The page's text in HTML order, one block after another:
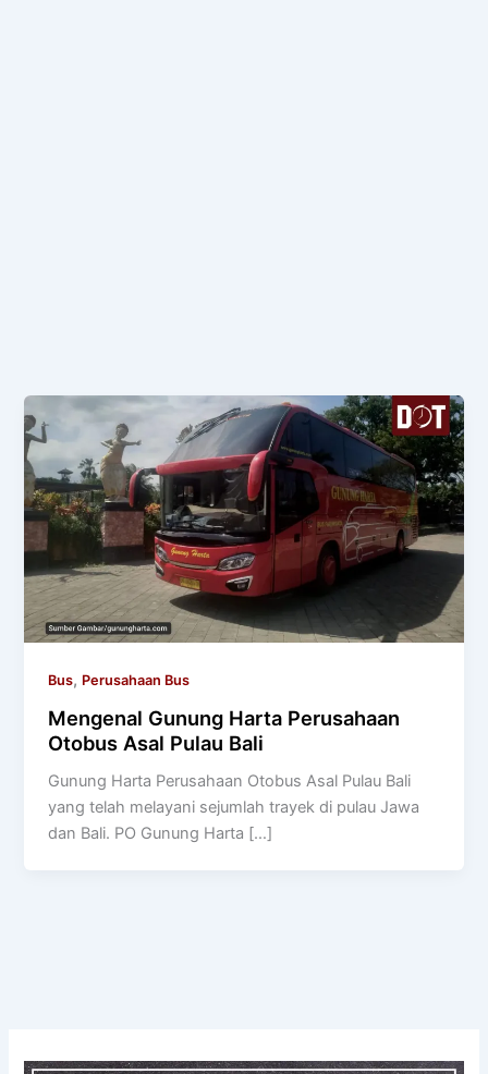
Bus, Perusahaan Bus
Mengenal Gunung Harta Perusahaan
Otobus Asal Pulau Bali
Gunung Harta Perusahaan Otobus Asal Pulau Bali
yang telah melayani sejumlah trayek di pulau Jawa
dan Bali. PO Gunung Harta […]